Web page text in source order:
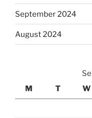
September 2024
August 2024
M
T W